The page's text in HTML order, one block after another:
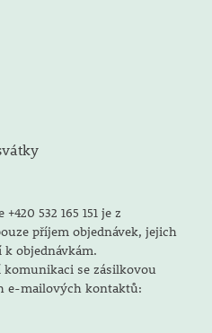
532 165 151 je z
příjem objednávek, jejich
objednávkám.
komunikaci se zásilkovou
e-mailových kontaktů: